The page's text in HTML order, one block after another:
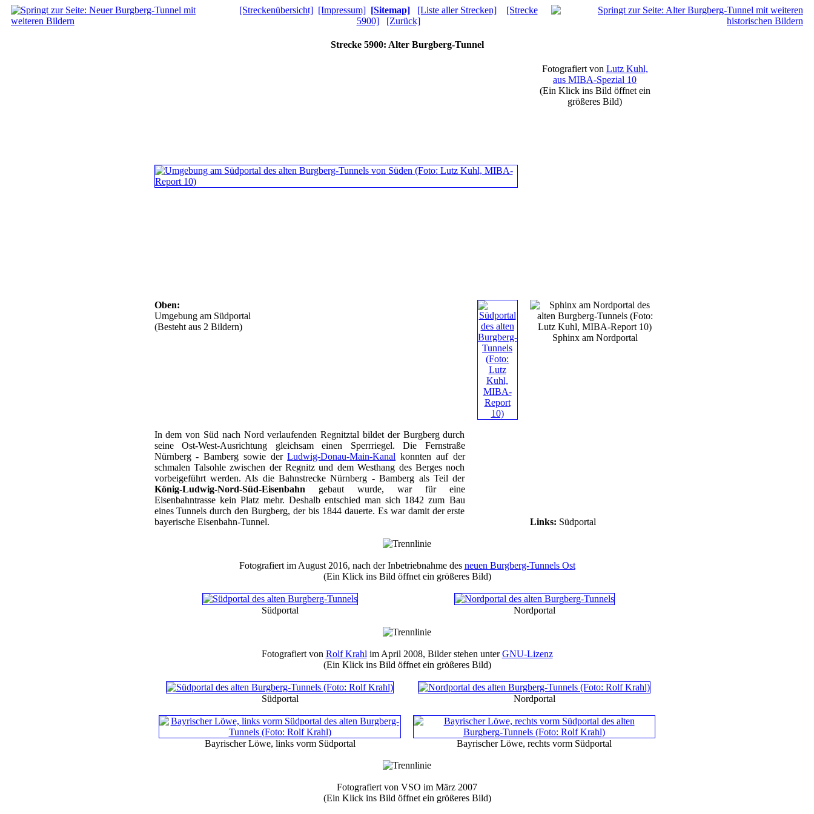
[Streckenübersicht] [Impressum] [Sitemap] [Liste aller Strecken]
[Strecke
5900]
[Zurück]
Strecke 5900: Alter Burgberg-Tunnel
Fotografiert von Lutz Kuhl,
aus MIBA-Spezial 10
(Ein Klick ins Bild öffnet ein
größeres Bild)
Oben:
Umgebung am Südportal
(Besteht aus 2 Bildern)
Sphinx am Nordportal
In dem von Süd nach Nord verlaufenden Regnitztal bildet der Burgberg durch
seine Ost-West-Ausrichtung gleichsam einen Sperrriegel. Die Fernstraße
Nürnberg - Bamberg sowie derLudwig-Donau-Main-Kanal konnten auf der
schmalen Talsohle zwischen der Regnitz und dem Westhang des Berges noch
vorbeigeführt werden. Als die Bahnstrecke Nürnberg - Bamberg als Teil der
König-Ludwig-Nord-Süd-Eisenbahn gebaut wurde, war für eine
Eisenbahntrasse kein Platz mehr. Deshalb entschied man sich 1842 zum Bau
eines Tunnels durch den Burgberg, der bis 1844 dauerte. Es war damit der erste
bayerische Eisenbahn-Tunnel.
Links: Südportal
Fotografiert im August 2016, nach der Inbetriebnahme des neuen Burgberg-Tunnels Ost
(Ein Klick ins Bild öffnet ein größeres Bild)
Südportal Nordportal
Fotografiert von Rolf Krahl im April 2008, Bilder stehen unterGNU-Lizenz
(Ein Klick ins Bild öffnet ein größeres Bild)
Südportal Nordportal
Bayrischer Löwe, links vorm Südportal Bayrischer Löwe, rechts vorm Südportal
Fotografiert von VSO im März 2007
(Ein Klick ins Bild öffnet ein größeres Bild)